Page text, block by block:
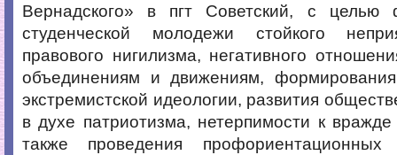
Вернадского» в пгт Советский, с целью
студенческой молодежи стойкого
правового нигилизма, негативного
объединениям и движениям,
экстремистской идеологии, развития
в духе патриотизма, нетерпимости к
также проведения